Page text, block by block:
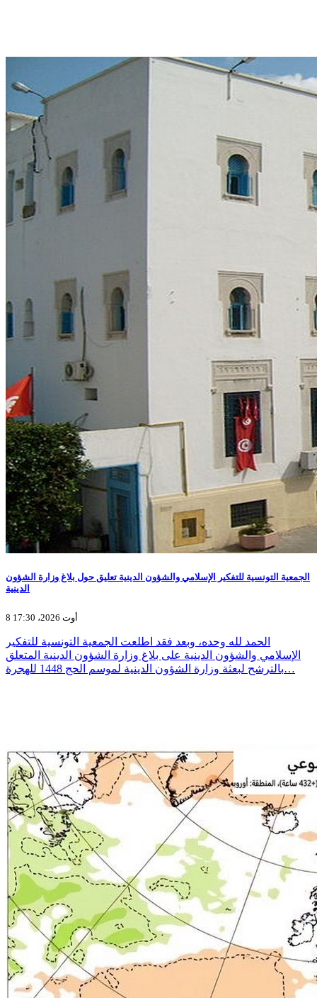
الجمعية التونسية للتفكير الإسلامي والشؤون الدينية تعليق حول بلاغ وزارة الشؤون
الدينية
8 أوت 2026، 17:30
الحمد لله وحده، وبعد فقد اطلعت الجمعية التونسية للتفكير
الإسلامي والشؤون الدينية على بلاغ وزارة الشؤون الدينية المتعلق
بالترشح لبعثة وزارة الشؤون الدينية لموسم الحج 1448 للهجرة…